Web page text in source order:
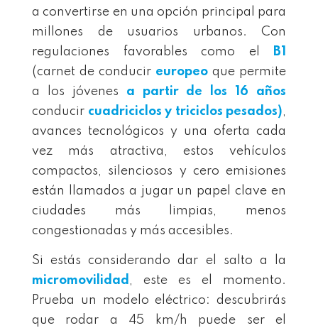
a convertirse en una opción principal para
millones de usuarios urbanos. Con
regulaciones favorables como el
B1
(carnet de conducir europeo que permite
a los jóvenes a partir de los 16 años
conducir cuadriciclos y triciclos pesados),
avances tecnológicos y una oferta cada
vez más atractiva, estos vehículos
compactos, silenciosos y cero emisiones
están llamados a jugar un papel clave en
ciudades más limpias, menos
congestionadas y más accesibles.
Si estás considerando dar el salto a la
micromovilidad , este es el momento.
Prueba un modelo eléctrico: descubrirás
que rodar a 45 km/h puede ser el